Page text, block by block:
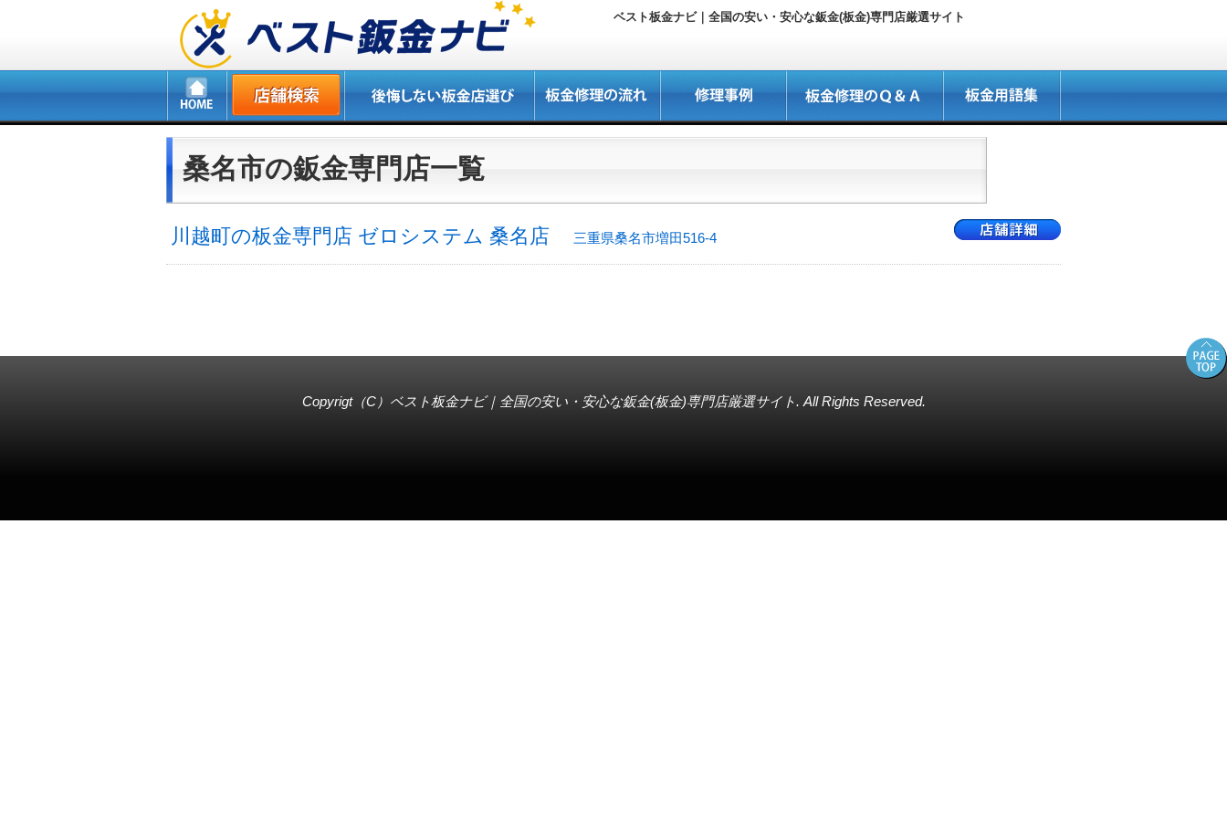
ベスト板金ナビ｜全国の安い・安心な鈑金(板金)専門店厳選サイト
桑名市の鈑金専門店一覧
川越町の板金専門店 ゼロシステム 桑名店 三重県桑名市増田516-4
Copyrigt（C） ベスト板金ナビ｜全国の安い・安心な鈑金(板金)専門店厳選サイト. All Rights Reserved.